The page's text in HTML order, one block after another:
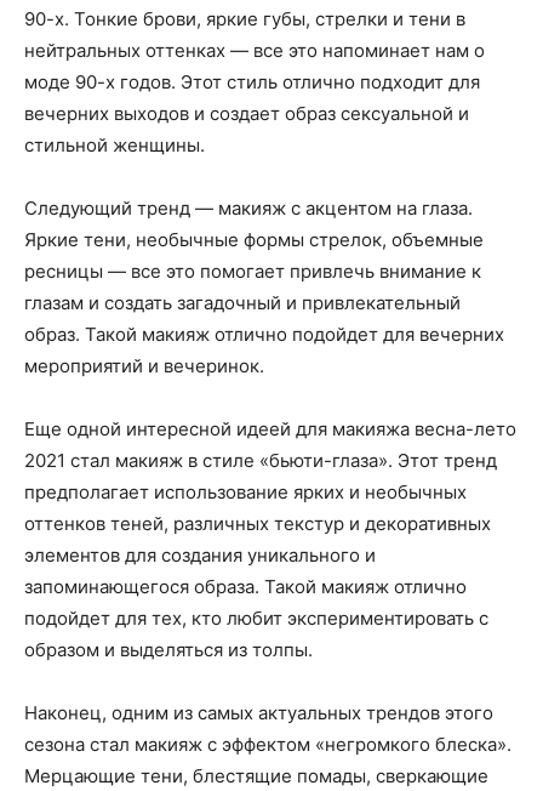
90-х. Тонкие брови, яркие губы, стрелки и тени в
нейтральных оттенках — все это напоминает нам о
моде 90-х годов. Этот стиль отлично подходит для
вечерних выходов и создает образ сексуальной и
стильной женщины.
Следующий тренд — макияж с акцентом на глаза.
Яркие тени, необычные формы стрелок, объемные
ресницы — все это помогает привлечь внимание к
глазам и создать загадочный и привлекательный
образ. Такой макияж отлично подойдет для вечерних
мероприятий и вечеринок.
Еще одной интересной идеей для макияжа весна-лето
2021 стал макияж в стиле «бьюти-глаза». Этот тренд
предполагает использование ярких и необычных
оттенков теней, различных текстур и декоративных
элементов для создания уникального и
запоминающегося образа. Такой макияж отлично
подойдет для тех, кто любит экспериментировать с
образом и выделяться из толпы.
Наконец, одним из самых актуальных трендов этого
сезона стал макияж с эффектом «негромкого блеска».
Мерцающие тени, блестящие помады, сверкающие